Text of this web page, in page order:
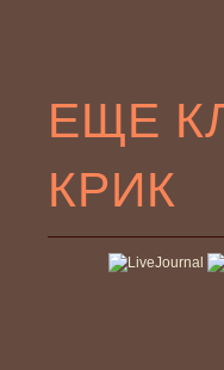
ЕЩЕ
КРИК